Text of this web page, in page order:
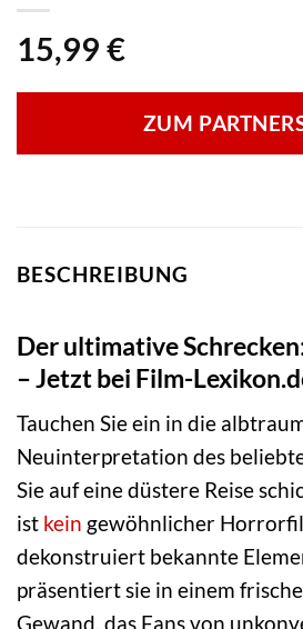
15,99 €
ZUM
BESCHREIBUNG
Der ultimative
– Jetzt bei Film-
Tauchen Sie ein in die
Neuinterpretation des
Sie auf eine düstere Reise
ist kein gewöhnlicher
dekonstruiert bekannte
präsentiert sie in einem
Gewand, das Fans von